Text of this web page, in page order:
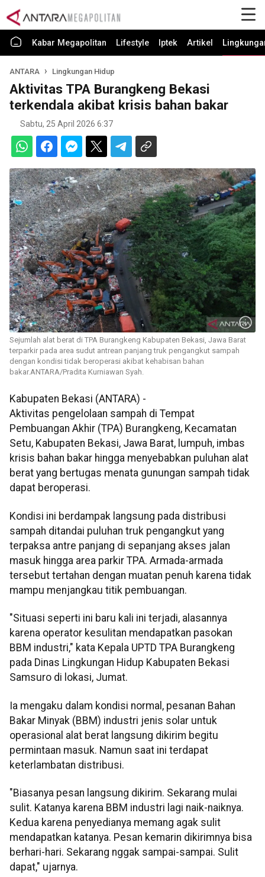
Kabar Megapolitan Lifestyle Iptek Artikel
ANTARA Lingkungan Hidup
Aktivitas TPA Burangkeng Bekasi
terkendala akibat krisis bahan bakar
Sabtu, 25 April 2026 6:37
Sejumlah alat berat di TPA Burangkeng Kabupaten Bekasi, Jawa Barat
terparkir pada area sudut antrean panjang truk pengangkut sampah
dengan kondisi tidak beroperasi akibat kehabisan bahan
bakar.ANTARA/Pradita Kurniawan Syah.
Kabupaten Bekasi (ANTARA) -
Aktivitas pengelolaan sampah di Tempat
Pembuangan Akhir (TPA) Burangkeng, Kecamatan
Setu, Kabupaten Bekasi, Jawa Barat, lumpuh, imbas
krisis bahan bakar hingga menyebabkan puluhan alat
berat yang bertugas menata gunungan sampah tidak
dapat beroperasi.
Kondisi ini berdampak langsung pada distribusi
sampah ditandai puluhan truk pengangkut yang
terpaksa antre panjang di sepanjang akses jalan
masuk hingga area parkir TPA. Armada-armada
tersebut tertahan dengan muatan penuh karena tidak
mampu menjangkau titik pembuangan.
"Situasi seperti ini baru kali ini terjadi, alasannya
karena operator kesulitan mendapatkan pasokan
BBM industri," kata Kepala UPTD TPA Burangkeng
pada Dinas Lingkungan Hidup Kabupaten Bekasi
Samsuro di lokasi, Jumat.
Ia mengaku dalam kondisi normal, pesanan Bahan
Bakar Minyak (BBM) industri jenis solar untuk
operasional alat berat langsung dikirim begitu
permintaan masuk. Namun saat ini terdapat
keterlambatan distribusi.
"Biasanya pesan langsung dikirim. Sekarang mulai
sulit. Katanya karena BBM industri lagi naik-naiknya.
Kedua karena penyedianya memang agak sulit
mendapatkan katanya. Pesan kemarin dikirimnya bisa
berhari-hari. Sekarang nggak sampai-sampai. Sulit
dapat," ujarnya.